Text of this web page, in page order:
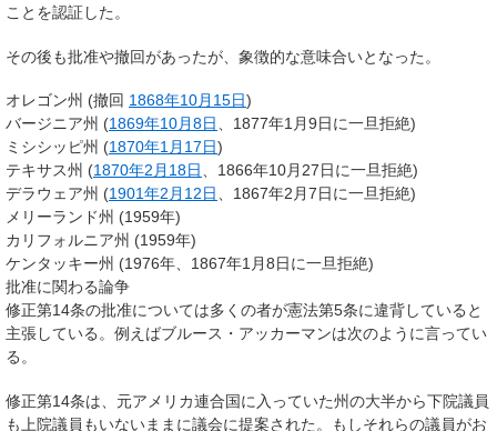
ことを認証した。
その後も批准や撤回があったが、象徴的な意味合いとなった。
オレゴン州 (撤回 1868年10月15日)
バージニア州 (1869年10月8日、1877年1月9日に一旦拒絶)
ミシシッピ州 (1870年1月17日)
テキサス州 (1870年2月18日、1866年10月27日に一旦拒絶)
デラウェア州 (1901年2月12日、1867年2月7日に一旦拒絶)
メリーランド州 (1959年)
カリフォルニア州 (1959年)
ケンタッキー州 (1976年、1867年1月8日に一旦拒絶)
批准に関わる論争
修正第14条の批准については多くの者が憲法第5条に違背していると
主張している。例えばブルース・アッカーマンは次のように言ってい
る。
修正第14条は、元アメリカ連合国に入っていた州の大半から下院議員
も上院議員もいないままに議会に提案された。もしそれらの議員がお